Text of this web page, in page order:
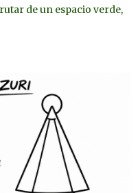
de un espacio verde,